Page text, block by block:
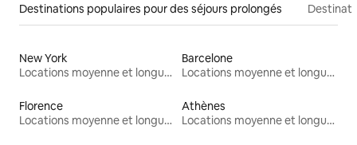
Destinations populaires pour des séjours prolongés
New York
Locations moyenne et longue durée
Barcelone
Locations moyenne et longue durée
Florence
Locations moyenne et longue durée
Athènes
Locations moyenne et longue durée